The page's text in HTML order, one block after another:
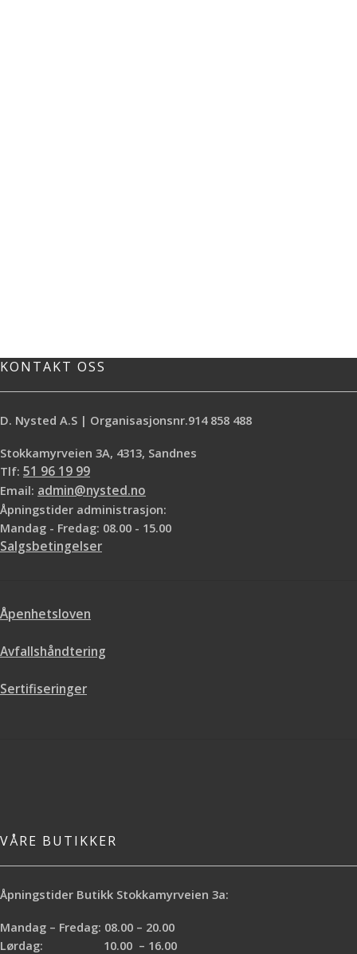
KONTAKT OSS
D. Nysted A.S | Organisasjonsnr.914 858 488
Stokkamyrveien 3A, 4313, Sandnes
Tlf: 51 96 19 99
Email: admin@nysted.no
Åpningstider administrasjon:
Mandag - Fredag: 08.00 - 15.00
Salgsbetingelser
Åpenhetsloven
Avfallshåndtering
Sertifiseringer
VÅRE BUTIKKER
Åpningstider Butikk Stokkamyrveien 3a:
Mandag – Fredag: 08.00 – 20.00
Lørdag: 10.00 – 16.00